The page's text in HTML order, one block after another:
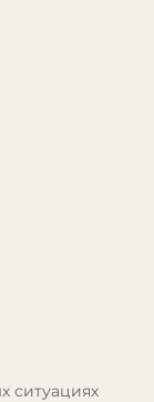
ситуациях